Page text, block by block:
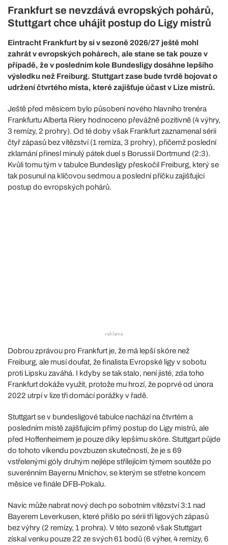
Frankfurt se nevzdává evropských pohárů,
Stuttgart chce uhájit postup do Ligy mistrů
Eintracht Frankfurt by si v sezoně 2026/27 ještě mohl
zahrát v evropských pohárech, ale stane se tak pouze v
případě, že v posledním kole Bundesligy dosáhne lepšího
výsledku než Freiburg. Stuttgart zase bude tvrdě bojovat o
udržení čtvrtého místa, které zajišťuje účast v Lize mistrů.
Ještě před měsícem bylo působení nového hlavního trenéra
Frankfurtu Alberta Riery hodnoceno převážně pozitivně (4 výhry,
3 remízy, 2 prohry). Od té doby však Frankfurt zaznamenal sérii
čtyř zápasů bez vítězství (1 remíza, 3 prohry), přičemž poslední
zklamání přinesl minulý pátek duel s Borussií Dortmund (2:3).
Kvůli tomu tým v tabulce Bundesligy přeskočil Freiburg, který se
tak posunul na klíčovou sedmou a poslední příčku zajišťující
postup do evropských pohárů.
Dobrou zprávou pro Frankfurt je, že má lepší skóre než
Freiburg, ale musí doufat, že finalista Evropské ligy v sobotu
proti Lipsku zaváhá. I kdyby se tak stalo, není jisté, zda toho
Frankfurt dokáže využít, protože mu hrozí, že poprvé od února
2022 utrpí v lize tři domácí porážky v řadě.
Stuttgart se v bundesligové tabulce nachází na čtvrtém a
posledním místě zajišťujícím přímý postup do Ligy mistrů, ale
před Hoffenheimem je pouze díky lepšímu skóre. Stuttgart půjde
do tohoto víkendu povzbuzen skutečností, že je s 69
vstřelenými góly druhým nejlépe střílejícím týmem soutěže po
suverénním Bayernu Mnichov, se kterým se střetne koncem
měsíce ve finále DFB-Pokalu.
Navíc může nabrat nový dech po sobotním vítězství 3:1 nad
Bayerem Leverkusen, které přišlo po sérii tří ligových zápasů
bez výhry (2 remízy, 1 prohra). V této sezoně však Stuttgart
získal venku pouze 22 ze svých 61 bodů (6 výher, 4 remízy, 6